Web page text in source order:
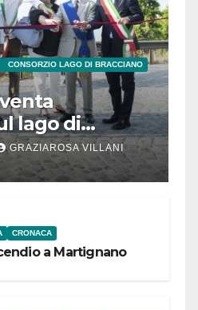
CONSORZIO LAGO DI BRACCIANO
lago di
GRAZIAROSA VILLANI
CRONACA
a Martignano